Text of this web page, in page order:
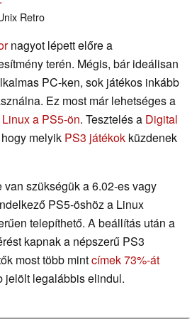
Retro
nagyot lépett előre a
terén. Mégis, bár ideálisan
PC-ken, sok játékos inkább
Ez most már lehetséges a
Linux a PS5-ön. Tesztelés a Digital
melyik PS3 játékok küzdenek
szükségük a 6.02-es vagy
PS5-öshöz a Linux
telepíthető. A beállítás után a
kapnak a népszerű PS3
most több mintcímek 73%-át
jelölt legalábbis elindul.